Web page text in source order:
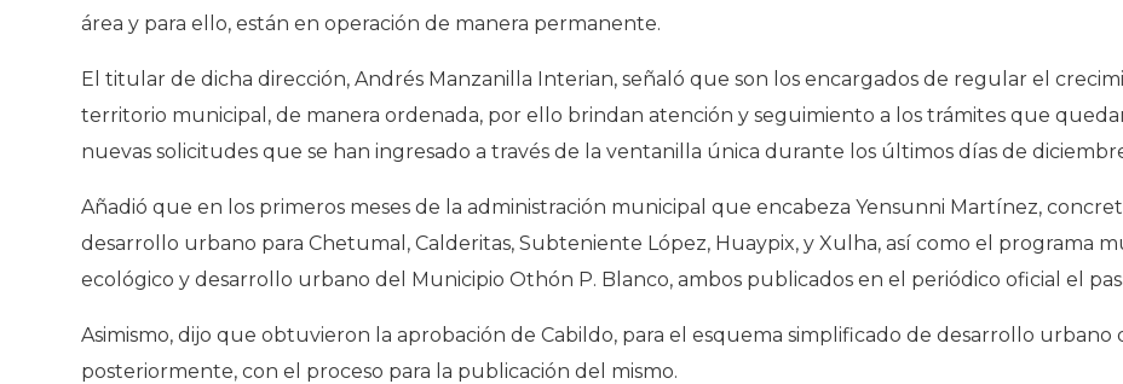
área y para ello, están en operación de manera permanente.
El titular de dicha dirección, Andrés Manzanilla Interian, señaló que son los encargados de regular el
territorio municipal, de manera ordenada, por ello brindan atención y seguimiento a los trámites que
nuevas solicitudes que se han ingresado a través de la ventanilla única durante los últimos días de
Añadió que en los primeros meses de la administración municipal que encabeza Yensunni Martínez,
desarrollo urbano para Chetumal, Calderitas, Subteniente López, Huaypix, y Xulha, así como el programa
ecológico y desarrollo urbano del Municipio Othón P. Blanco, ambos publicados en el periódico oficial el
Asimismo, dijo que obtuvieron la aprobación de Cabildo, para el esquema simplificado de desarrollo
posteriormente, con el proceso para la publicación del mismo.